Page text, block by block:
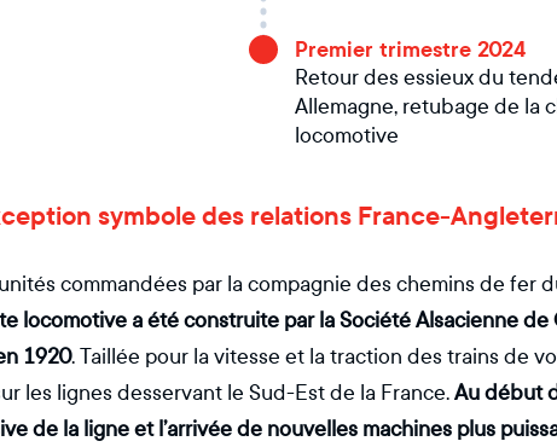
Premier trimestre 2024
Retour des essieux du
Allemagne, retubage de la
locomotive
symbole des relations France-
commandées par la compagnie des chemins de fer
locomotive a été construite par la Société Alsacienne
1920. Taillée pour la vitesse et la traction des trains de
les lignes desservant le Sud-Est de la France.Au début
de la ligne et l’arrivée de nouvelles machines plus